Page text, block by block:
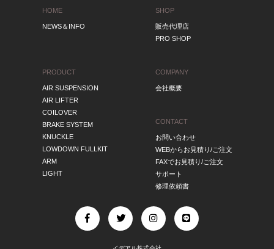
HOME
NEWS＆INFO
PRODUCT
AIR SUSPENSION
AIR LIFTER
COILOVER
BRAKE SYSTEM
KNUCKLE
LOWDOWN FULLKIT
ARM
LIGHT
SHOP
販売代理店
PRO SHOP
COMPANY
会社概要
CONTACT
お問い合わせ
WEBからお見積り/ご注文
FAXでお見積り/ご注文
サポート
修理依頼書